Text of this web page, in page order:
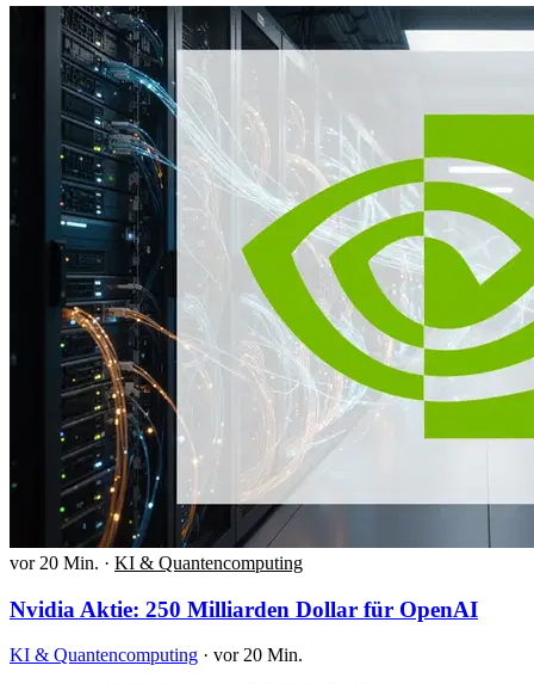
vor 20 Min. · KI & Quantencomputing
Nvidia Aktie: 250 Milliarden Dollar für OpenAI
KI & Quantencomputing · vor 20 Min.